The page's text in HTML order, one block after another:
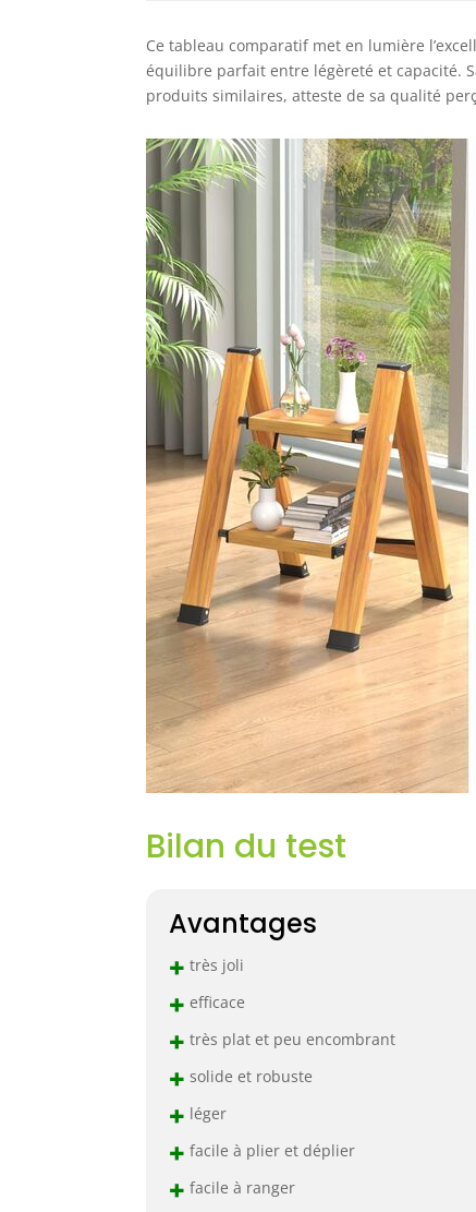
Ce tableau comparatif met en lumière
équilibre parfait entre légèreté et capacité.
produits similaires, atteste de sa qualité
Bilan du test
Avantages
+ très joli
+ efficace
+ très plat et peu encombrant
+ solide et robuste
+ léger
+ facile à plier et déplier
+ facile à ranger